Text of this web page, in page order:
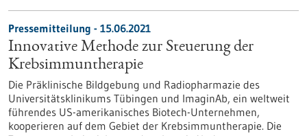
Pressemitteilung - 15.06.2021
Innovative Methode zur Steuerung der
Krebsimmuntherapie
Die Präklinische Bildgebung und Radiopharmazie des
Universitätsklinikums Tübingen und ImaginAb, ein weltweit
führendes US-amerikanisches Biotech-Unternehmen,
kooperieren auf dem Gebiet der Krebsimmuntherapie. Die